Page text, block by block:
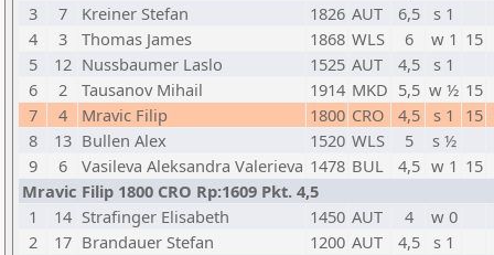
3
7 Kreiner Stefan 1826 AUT 6,5
s 1
4
3 Thomas James 1868 WLS 6 w 1 15
5
12 Nussbaumer Laslo 1525 AUT 4,5
s 1
6
2 Tausanov Mihail 1914 MKD 5,5 w ½ 15
7
4 Mravic Filip 1800 CRO 4,5 s 1
15
8
13 Bullen Alex 1520 WLS 5
s ½
9
6 Vasileva Aleksandra Valerieva 1478 BUL 4,5 w 1 15
Mravic Filip 1800 CRO Rp:1609 Pkt. 4,5
1
14 Strafinger Elisabeth 1450 AUT 4
w 0
2
17 Brandauer Stefan 1200 AUT 4,5
s 1